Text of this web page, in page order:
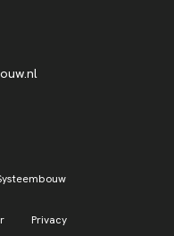
Privacy